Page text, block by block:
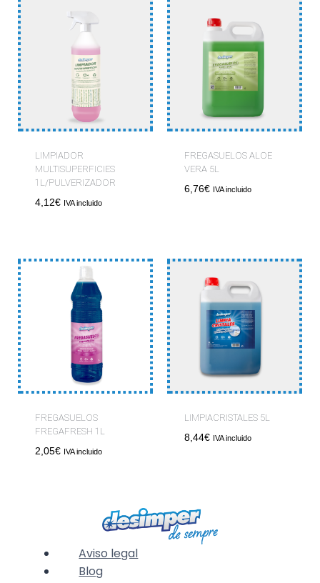
LIMPIADOR
MULTISUPERFICIES
1L/PULVERIZADOR
4,12€ IVA incluido
FREGASUELOS ALOE
VERA 5L
6,76€ IVA incluido
FREGASUELOS
FREGAFRESH 1L
2,05€ IVA incluido
LIMPIACRISTALES 5L
8,44€ IVA incluido
Aviso legal
Blog